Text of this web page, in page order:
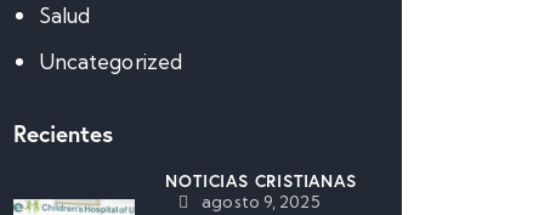
Salud
Uncategorized
Recientes
NOTICIAS CRISTIANAS
agosto 9, 2025